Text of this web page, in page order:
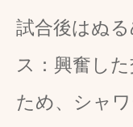
試合後はぬ
ス： 興奮し
ため、シャ